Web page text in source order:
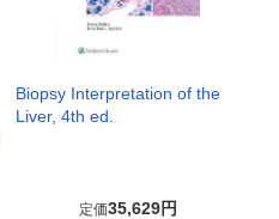
Biopsy Interpretation of the
Liver, 4th ed.
定価35,629円